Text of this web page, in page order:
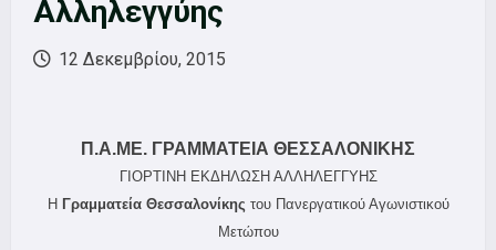
Αλληλεγγύης
12 Δεκεμβρίου, 2015
Π.Α.ΜΕ. ΓΡΑΜΜΑΤΕΙΑ ΘΕΣΣΑΛΟΝΙΚΗΣ
ΓΙΟΡΤΙΝΗ ΕΚΔΗΛΩΣΗ ΑΛΛΗΛΕΓΓΥΗΣ
Η Γραμματεία Θεσσαλονίκης του Πανεργατικού Αγωνιστικού
Μετώπου